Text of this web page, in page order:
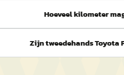
Hoeveel kilometer
Zijn tweedehands Toyota